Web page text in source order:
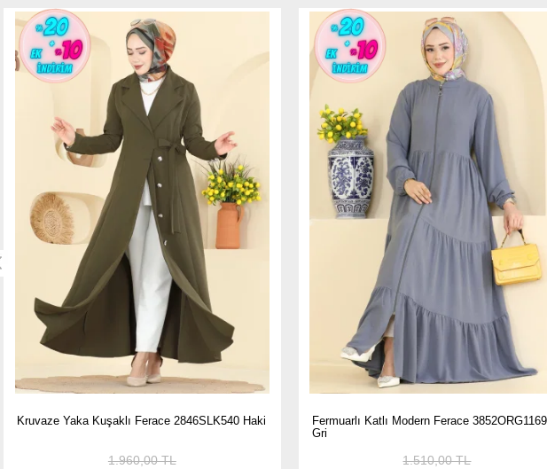
Dış kıyafetler hemen her türlü kadının ama özellikle de tesettürlü olanların tercih ettiği modellerdir.
kıyafetler kişilerin altlarına giydiği elbiseleri kapattığından sade bir görüntü oluşturur. Bu konuda
marka ise Moda Selvim olarak görünmektedir. Bu markada kişiler hem yazlık hem mevsimlik hem de
sadece ayağa kadar inen çok uzun türler değildir. Diz kapağı altına kadar inen
Dış Kıyafet Türleri
Kapalı kadınların dışarıya her çıktıklarında giymeyi tercih ettikleri dış kıyafet türleri çok çeşitlidir.
mevsimlik dış kıyafetlerken kaban, manto gibi türler daha çok kışlık dış kıyafet olarak karşımıza çıkar.
bulabileceği marka Moda Selvim olarak görünmektedir. Üstelik bu marka sadece tesettürlü hanımlar için
hizmete sunmaktadır. Mesela uzun giyinmeyi seven herhangi bir hanım bu markayı
Dış Kıyafetlerin Avantajları
Dış kıyafetler genellikle tesettürlü hanımlar ve muhafazakar kesimler tarafından tercih edilirken son
dış kıyafetler pek çok avantaj taşımaktadır. Mesela dış kıyafetler kişilerin altlarına giydiği elbiseleri
giyilen elbiseler dış kıyafetler tarafından örtüldüğü için onların kirlenmesi de engellenir. Özellikle hijyen
temizliği hususu çok önem arz etmektedir.
Fermuarlı Katlı Modern Ferace 3852ORG1169
1.510,00 TL
Modern Düğmeli Uzun Kap 3082KTR750 İndigo
1.060,00 TL